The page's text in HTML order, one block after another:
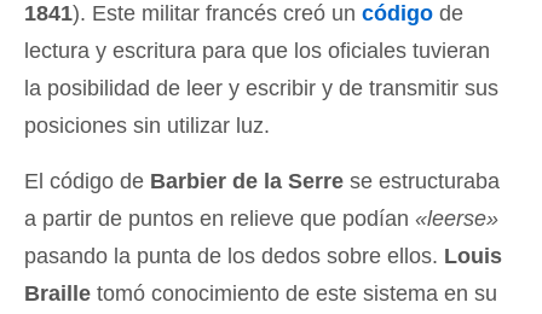
1841). Este militar francés creó un código de
lectura y escritura para que los oficiales tuvieran
la posibilidad de leer y escribir y de transmitir sus
posiciones sin utilizar luz.
El código de Barbier de la Serre se estructuraba
a partir de puntos en relieve que podían «leerse»
pasando la punta de los dedos sobre ellos. Louis
Braille tomó conocimiento de este sistema en su